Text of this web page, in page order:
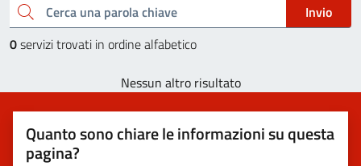
Cerca una parola chiave
Invio
0servizi trovati in ordine alfabetico
Nessun altro risultato
Quanto sono chiare le informazioni su questa
pagina?